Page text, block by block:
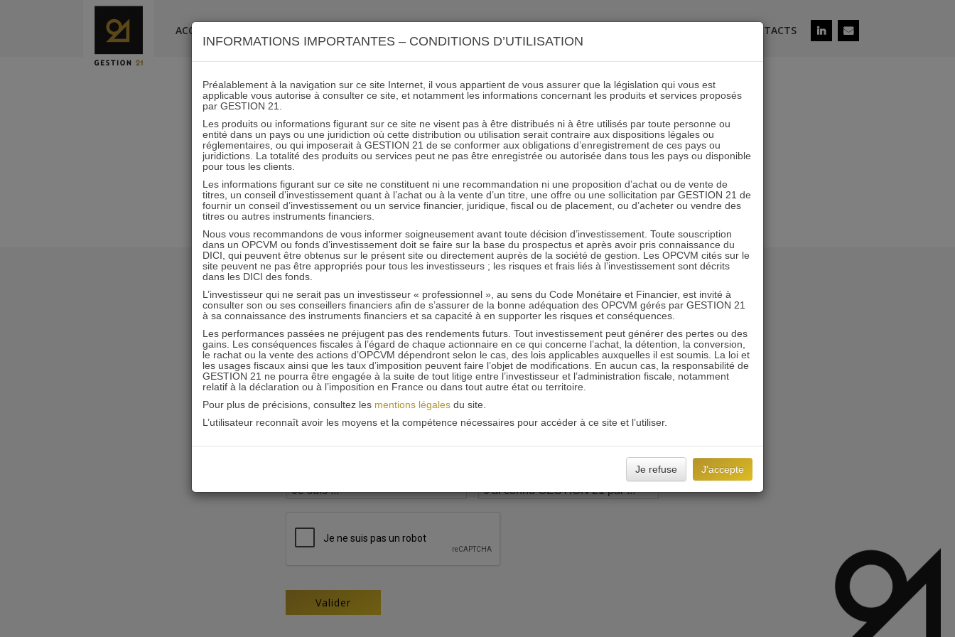
ACCUEIL CONTACTS
I21_IC_Scenario de performance_20230630
07.12.2023 - Partagez l'article sur
RESTER INFORMÉ
Recevoir nos newsletters
INFORMATIONS IMPORTANTES – CONDITIONS D’UTILISATION
Préalablement à la navigation sur ce site Internet, il vous appartient de vous assurer que la législation qui vous est
applicable vous autorise à consulter ce site, et notamment les informations concernant les produits et services proposés
par GESTION 21.
Les produits ou informations figurant sur ce site ne visent pas à être distribués ni à être utilisés par toute personne ou
entité dans un pays ou une juridiction où cette distribution ou utilisation serait contraire aux dispositions légales ou
réglementaires, ou qui imposerait à GESTION 21 de se conformer aux obligations d’enregistrement de ces pays ou
juridictions. La totalité des produits ou services peut ne pas être enregistrée ou autorisée dans tous les pays ou disponible
pour tous les clients.
Les informations figurant sur ce site ne constituent ni une recommandation ni une proposition d’achat ou de vente de
titres, un conseil d’investissement quant à l’achat ou à la vente d’un titre, une offre ou une sollicitation par GESTION 21 de
fournir un conseil d’investissement ou un service financier, juridique, fiscal ou de placement, ou d’acheter ou vendre des
titres ou autres instruments financiers.
Nous vous recommandons de vous informer soigneusement avant toute décision d’investissement. Toute souscription
dans un OPCVM ou fonds d’investissement doit se faire sur la base du prospectus et après avoir pris connaissance du
DICI, qui peuvent être obtenus sur le présent site ou directement auprès de la société de gestion. Les OPCVM cités sur le
site peuvent ne pas être appropriés pour tous les investisseurs ; les risques et frais liés à l’investissement sont décrits
dans les DICI des fonds.
L’investisseur qui ne serait pas un investisseur « professionnel », au sens du Code Monétaire et Financier, est invité à
consulter son ou ses conseillers financiers afin de s’assurer de la bonne adéquation des OPCVM gérés par GESTION 21
à sa connaissance des instruments financiers et sa capacité à en supporter les risques et conséquences.
Les performances passées ne préjugent pas des rendements futurs. Tout investissement peut générer des pertes ou des
gains. Les conséquences fiscales à l’égard de chaque actionnaire en ce qui concerne l’achat, la détention, la conversion,
le rachat ou la vente des actions d’OPCVM dépendront selon le cas, des lois applicables auxquelles il est soumis. La loi et
les usages fiscaux ainsi que les taux d’imposition peuvent faire l’objet de modifications. En aucun cas, la responsabilité de
GESTION 21 ne pourra être engagée à la suite de tout litige entre l’investisseur et l’administration fiscale, notamment
relatif à la déclaration ou à l’imposition en France ou dans tout autre état ou territoire.
Pour plus de précisions, consultez les mentions légalesdu site.
L’utilisateur reconnaît avoir les moyens et la compétence nécessaires pour accéder à ce site et l’utiliser.
Je refuse J'accepte